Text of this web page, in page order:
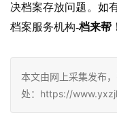
决档案存放问题。如
档案服务机构-档来帮
本文由网上采集发布
处：https://